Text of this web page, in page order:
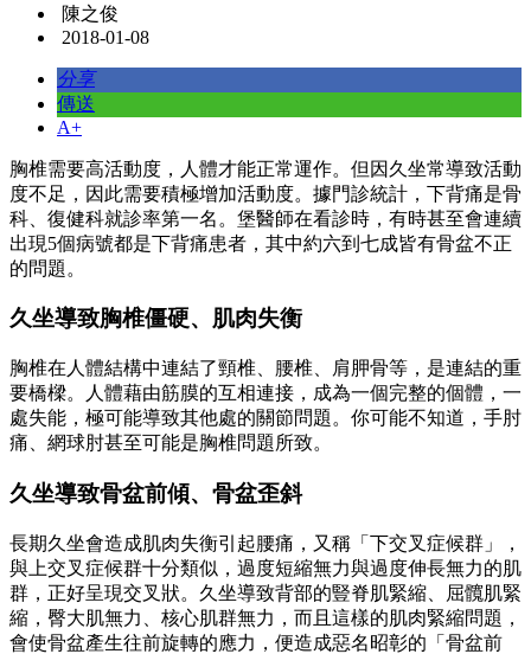
陳之俊
2018-01-08
分享
傳送
A+
胸椎需要高活動度，人體才能正常運作。但因久坐常導致活動
度不足，因此需要積極增加活動度。據門診統計，下背痛是骨
科、復健科就診率第一名。堡醫師在看診時，有時甚至會連續
出現5個病號都是下背痛患者，其中約六到七成皆有骨盆不正
的問題。
久坐導致胸椎僵硬、肌肉失衡
胸椎在人體結構中連結了頸椎、腰椎、肩胛骨等，是連結的重
要橋樑。人體藉由筋膜的互相連接，成為一個完整的個體，一
處失能，極可能導致其他處的關節問題。你可能不知道，手肘
痛、網球肘甚至可能是胸椎問題所致。
久坐導致骨盆前傾、骨盆歪斜
長期久坐會造成肌肉失衡引起腰痛，又稱「下交叉症候群」，
與上交叉症候群十分類似，過度短縮無力與過度伸長無力的肌
群，正好呈現交叉狀。久坐導致背部的豎脊肌緊縮、屈髖肌緊
縮，臀大肌無力、核心肌群無力，而且這樣的肌肉緊縮問題，
會使骨盆產生往前旋轉的應力，便造成惡名昭彰的「骨盆前